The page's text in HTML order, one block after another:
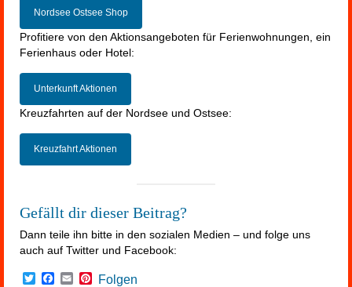
Nordsee Ostsee Shop
Profitiere von den Aktionsangeboten für Ferienwohnungen, ein
Ferienhaus oder Hotel:
Unterkunft Aktionen
Kreuzfahrten auf der Nordsee und Ostsee:
Kreuzfahrt Aktionen
Gefällt dir dieser Beitrag?
Dann teile ihn bitte in den sozialen Medien – und folge uns
auch auf Twitter und Facebook:
TwitterFacebook
EmailPinterest
Folgen